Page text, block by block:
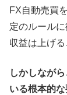
FX自動売買
定のルール
収益は上げ
しかしなが
いる根本的